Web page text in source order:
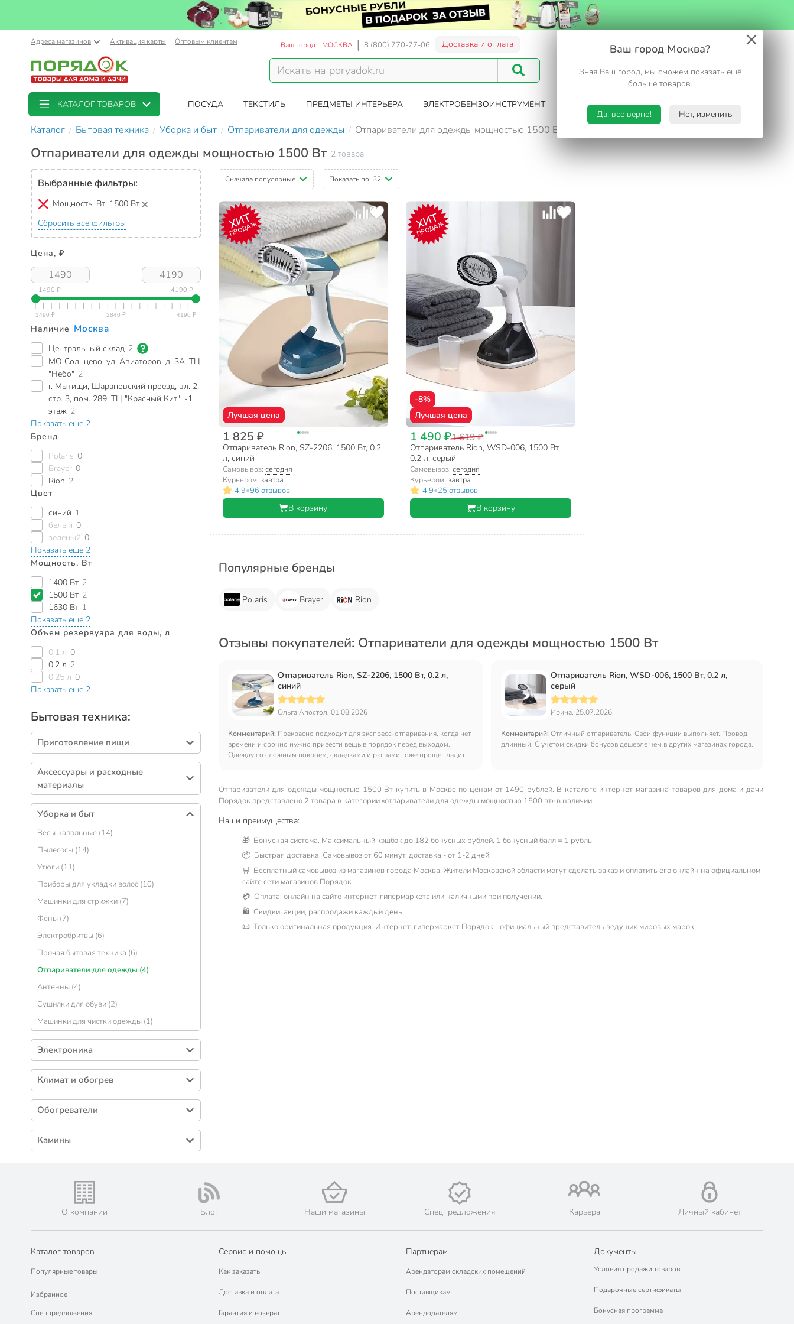
Ваш город Москва?
Зная Ваш город, мы сможем показать ещё
больше товаров.
Да, все верно! Нет, изменить
Адреса магазинов Активация карты Оптовым клиентам Ваш город: МОСКВА 8 (800) 770-77-06 Доставка и оплата
Корзина
КАТАЛОГ ТОВАРОВ ПОСУДА ТЕКСТИЛЬ ПРЕДМЕТЫ ИНТЕРЬЕРА ЭЛЕКТРОБЕНЗОИНСТРУМЕНТ САД И ОГОРОД ТУРИЗМ. ОТДЫХ НА ДАЧЕ
Каталог Бытовая техника Уборка и быт Отпариватели для одежды Отпариватели для одежды мощностью 1500 Вт
Отпариватели для одежды мощностью 1500 Вт 2 товара
Выбранные фильтры:
Мощность, Вт: 1500 Вт
Сбросить все фильтры
Цена, ₽
1490 ₽ 4190 ₽
Наличие Москва
Центральный склад 2
МО Солнцево, ул. Авиаторов, д. 3А, ТЦ
"Небо" 2
г. Мытищи, Шараповский проезд, вл. 2,
стр. 3, пом. 289, ТЦ "Красный Кит", -1
этаж 2
Показать еще 2
Бренд
Polaris 0
Brayer 0
Rion 2
Цвет
синий 1
белый 0
зеленый 0
Показать еще 2
Мощность, Вт
1400 Вт 2
1500 Вт 2
1630 Вт 1
Показать еще 2
Объем резервуара для воды, л
0.1 л 0
0.2 л 2
0.25 л 0
Показать еще 2
Бытовая техника:
Приготовление пищи
Чайники электрические, термопоты (80)
Весы кухонные (18)
Блендеры, кухонные комбайны (15)
Кофеварки (14)
Электрические плиты (10)
Газовые плиты (10)
Мясорубки электрические (9)
Миксеры (8)
Сушилки для фруктов (7)
Грили и шашлычницы (7)
Микроволновые печи (6)
Вафельницы, сэндвичницы (6)
Мультиварки (5)
Тостеры (5)
Кофемолки (4)
Духовки (3)
Аксессуары и расходные
материалы
Тэны (69)
Шланги для стиральной машины (48)
Аксессуары для бытовой техники (31)
Комплектующие для водонагревателей
(11)
Уборка и быт
Весы напольные (14)
Пылесосы (14)
Утюги (11)
Приборы для укладки волос (10)
Машинки для стрижки (7)
Фены (7)
Электробритвы (6)
Прочая бытовая техника (6)
Отпариватели для одежды (4)
Антенны (4)
Сушилки для обуви (2)
Машинки для чистки одежды (1)
Электроника
Зарядные устройства и адаптеры для
телефонов (27)
Климат и обогрев
Вентиляторы (11)
Водонагреватели (2)
Увлажнители и очистители воздуха (1)
Обогреватели
Масляные обогреватели (3)
Тепловентиляторы (2)
Камины
Сначала популярные Показать по: 32
ХИТ
ПРОДАЖ
Лучшая цена
1 825 ₽
Отпариватель Rion, SZ-2206, 1500 Вт, 0.2
л, синий
Самовывоз: сегодня
Курьером: завтра
4.9•96 отзывов
В корзину
ХИТ
ПРОДАЖ
-8%
Лучшая цена
1 490 ₽1 619 ₽
Отпариватель Rion, WSD-006, 1500 Вт,
0.2 л, серый
Самовывоз: сегодня
Курьером: завтра
4.9•25 отзывов
В корзину
Популярные бренды
Polaris Brayer Rion
Отзывы покупателей: Отпариватели для одежды мощностью 1500 Вт
Отпариватель Rion, SZ-2206, 1500 Вт, 0.2 л,
синий
Ольга Апостол, 01.08.2026
Комментарий: Прекрасно подходит для экспресс-отпаривания, когда нет
времени и срочно нужно привести вещь в порядок перед выходом.
Одежду со сложным покроем, складками и рюшами тоже проще гладить
Отпариватель Rion, WSD-006, 1500 Вт, 0.2 л,
серый
Ирина, 25.07.2026
Комментарий: Отличный отпариватель. Свои функции выполняет. Провод
длинный. С учетом скидки бонусов дешевле чем в других магазинах города.
Отпариватели для одежды мощностью 1500 Вт купить в Москве по ценам от 1490 рублей. В каталоге интернет-магазина товаров для дома и дачи
Порядок представлено 2 товара в категории «отпариватели для одежды мощностью 1500 вт» в наличии
Наши преимущества:
🎁 Бонусная система. Максимальный кэшбэк до 182 бонусных рублей, 1 бонусный балл = 1 рубль.
📦 Быстрая доставка. Самовывоз от 60 минут, доставка - от 1-2 дней.
🛒 Бесплатный самовывоз из магазинов города Москва. Жители Московской области могут сделать заказ и оплатить его онлайн на официальном
сайте сети магазинов Порядок.
💳 Оплата: онлайн на сайте интернет-гипермаркета или наличными при получении.
🛍 Скидки, акции, распродажи каждый день!
📜 Только оригинальная продукция. Интернет-гипермаркет Порядок - официальный представитель ведущих мировых марок.
О компании Блог Наши магазины Спецпредложения Карьера Личный кабинет
Каталог товаров
Популярные товары
Избранное
Спецпредложения
Сервис и помощь
Как заказать
Доставка и оплата
Гарантия и возврат
Партнерам
Арендаторам складских помещений
Поставщикам
Арендодателям
Документы
Условия продажи товаров
Подарочные сертификаты
Бонусная программа